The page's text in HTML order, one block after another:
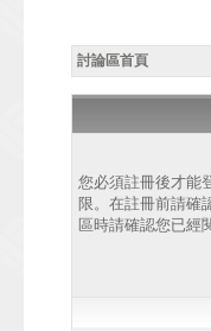
討論區首頁
您必須註冊後才能
限。在註冊前請確
區時請確認您已經